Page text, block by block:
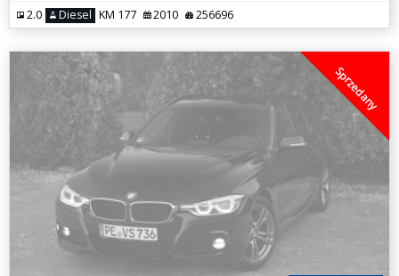
2.0 Diesel KM 177 2010 256696
Sprzedany